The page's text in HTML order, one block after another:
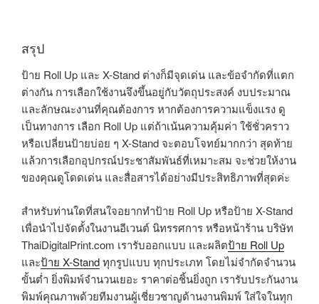
สรุป
ป้าย Roll Up และ X-Stand ต่างก็มีจุดเด่น และข้อจำกัดที่แตก
ต่างกัน การเลือกใช้งานจึงขึ้นอยู่กับวัตถุประสงค์ งบประมาณ
และลักษณะงานที่คุณต้องการ หากต้องการความแข็งแรง ดู
เป็นทางการ เลือก Roll Up แต่ถ้าเน้นความคุ้มค่า ใช้ชั่วคราว
หรือเปลี่ยนป้ายบ่อย ๆ X-Stand จะตอบโจทย์มากกว่า สุดท้าย
แล้วการเลือกอุปกรณ์ประชาสัมพันธ์ที่เหมาะสม จะช่วยให้งาน
ของคุณดูโดดเด่น และสื่อสารได้อย่างมีประสิทธิภาพที่สุดค่ะ
สำหรับท่านใดที่สนใจอยากทำป้าย Roll Up หรือป้าย X-Stand
เพื่อนำไปจัดตั้งในงานอีเวนต์ นิทรรศการ หรือหน้าร้าน บริษัท
ThaiDigitalPrint.com เรารับออกแบบ และผลิตป้าย Roll Up
และป้าย X-Standทุกรูปแบบ ทุกประเภท โดยไม่จำกัดจำนวน
ขั้นต่ำ ยิ่งพิมพ์จำนวนเยอะ ราคาต่อชิ้นยิ่งถูก เรารับประกันงาน
พิมพ์คุณภาพด้วยทีมงานผู้เชี่ยวชาญด้านงานพิมพ์ ใส่ใจในทุก